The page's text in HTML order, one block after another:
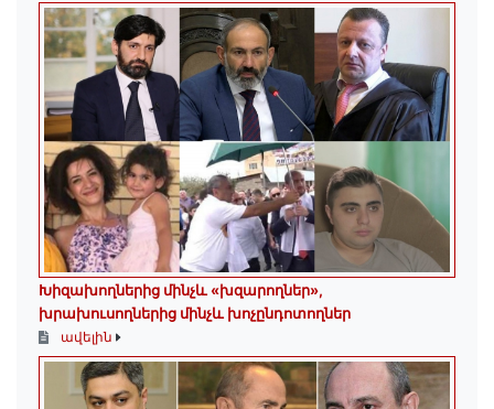
Խիզախողներից մինչև «խզարողներ»,
խրախուսողներից մինչև խոչընդոտողներ
ավելին